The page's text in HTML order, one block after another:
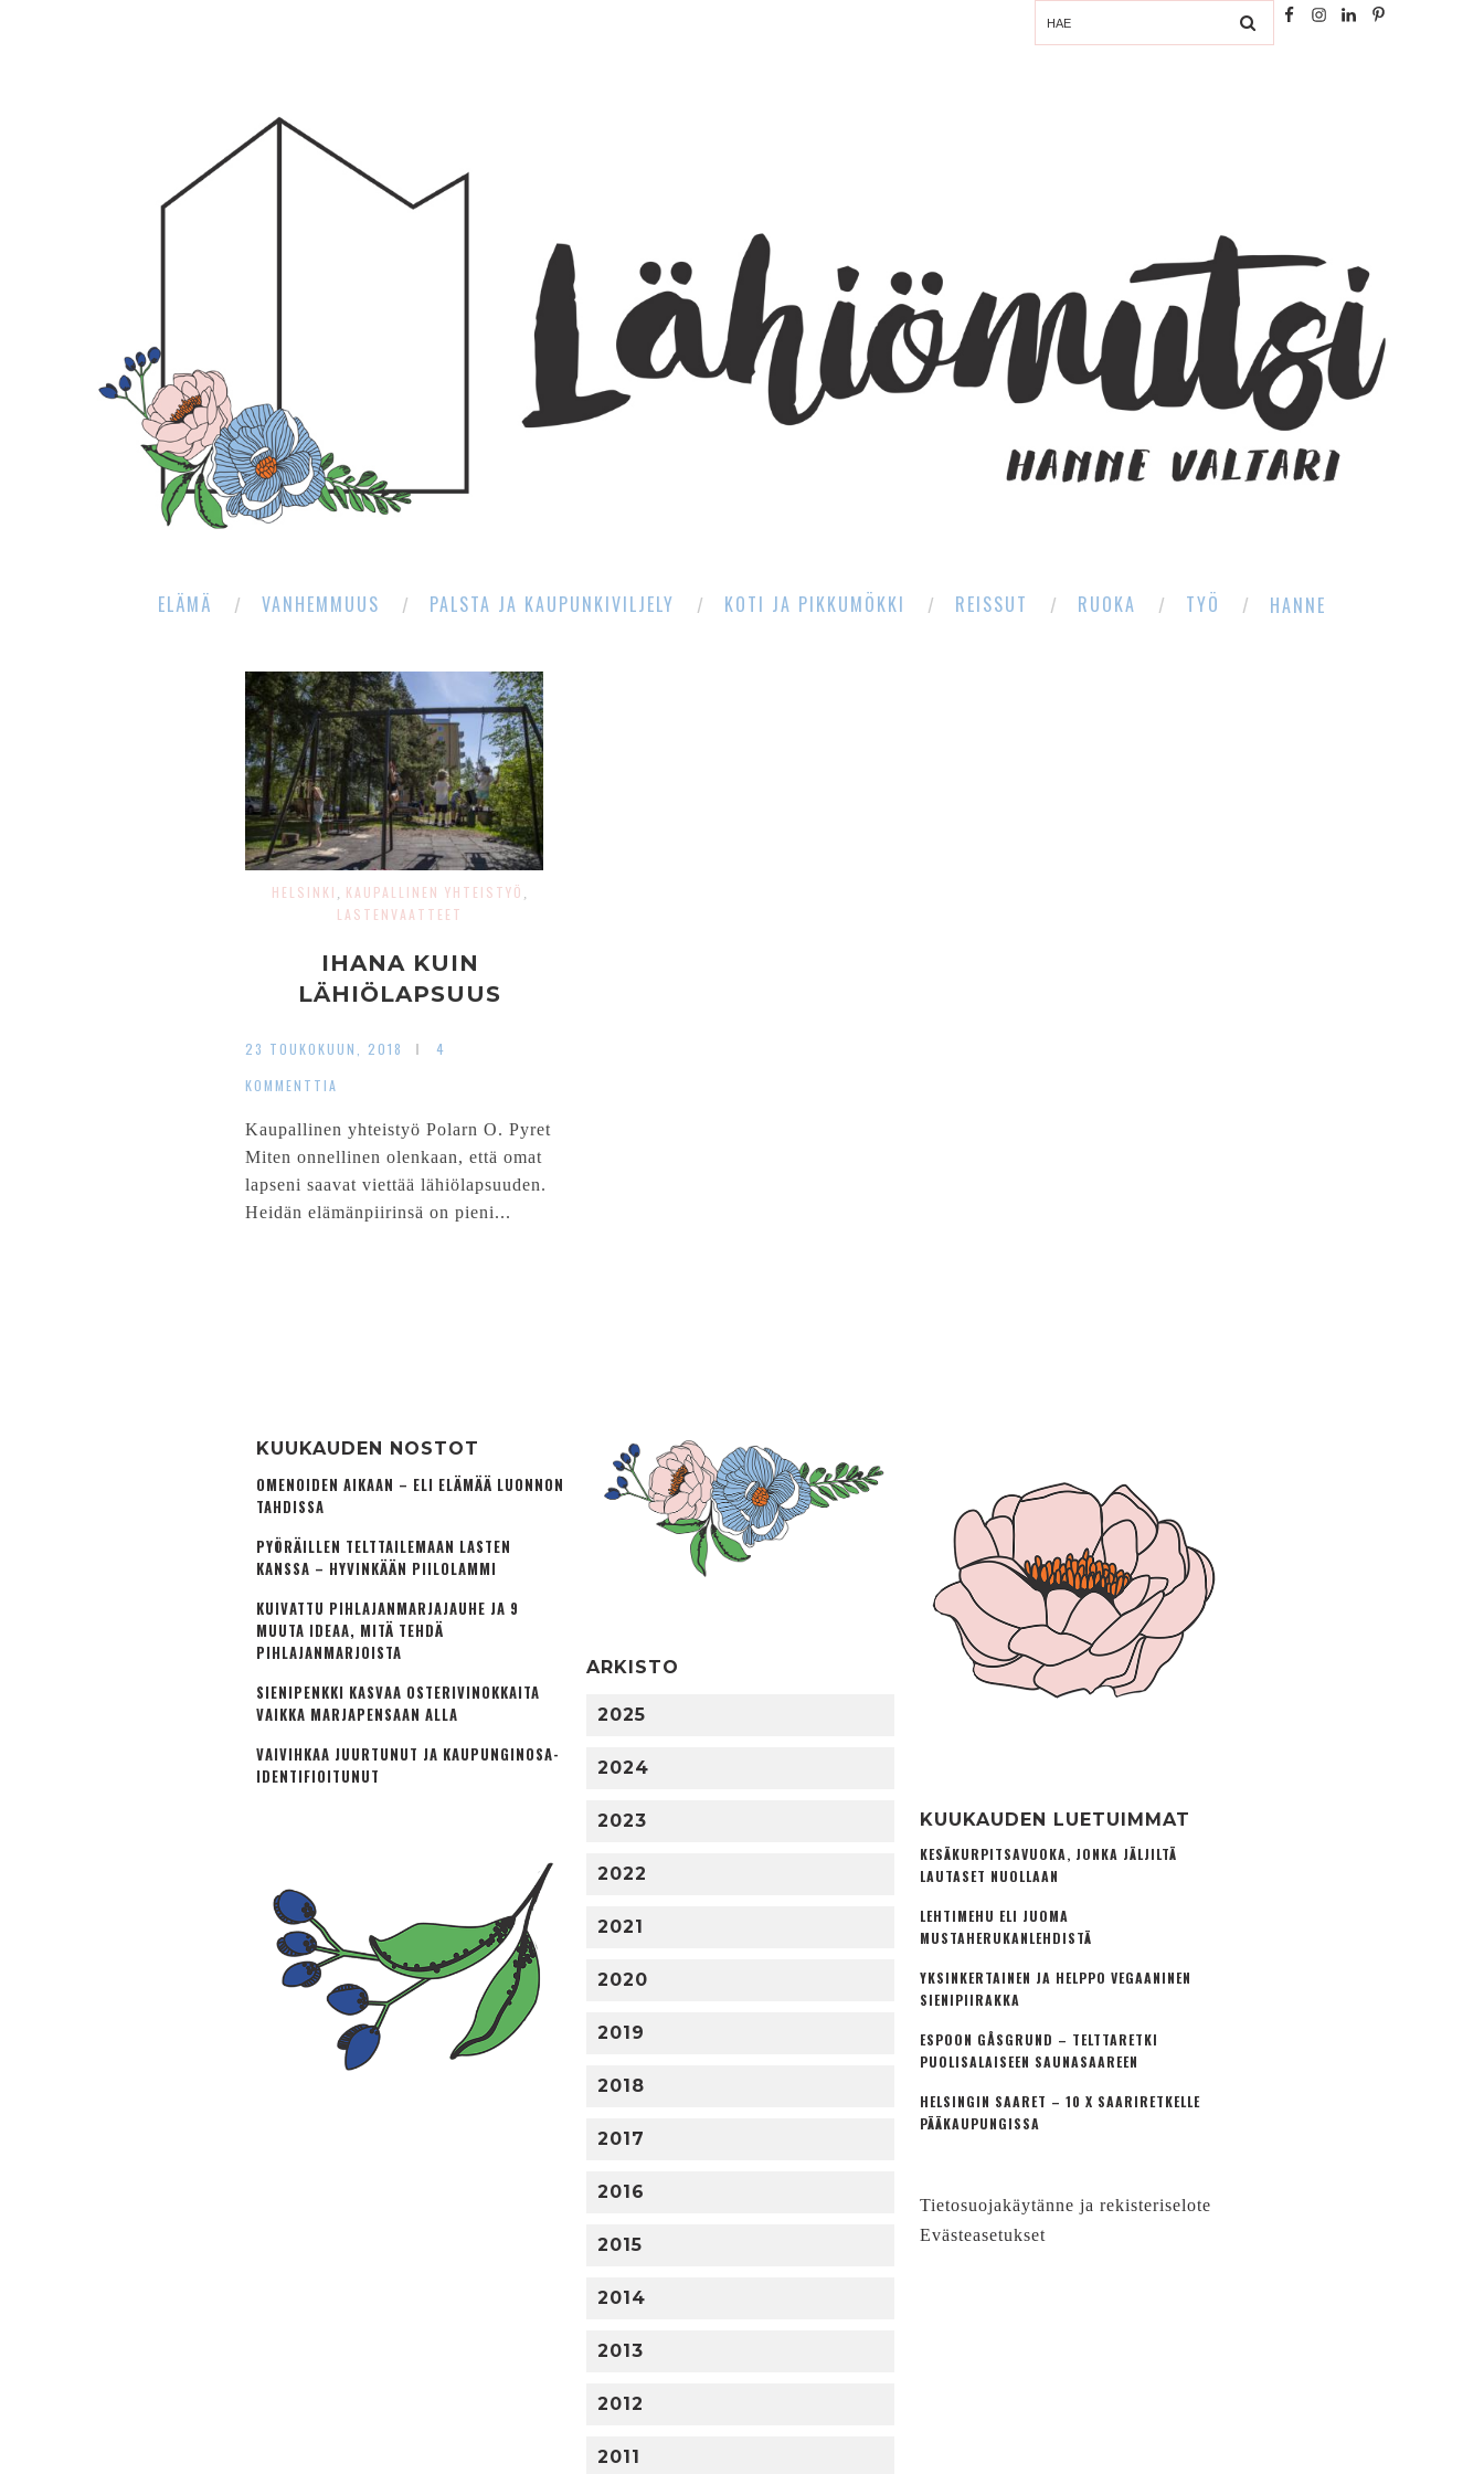
ELÄMÄ VANHEMMUUS PALSTA JA KAUPUNKIVILJELY KOTI JA PIKKUMÖKKI REISSUT RUOKA TYÖ HANNE
HELSINKI , KAUPALLINEN YHTEISTYÖ ,
LASTENVAATTEET
IHANA KUIN
LÄHIÖLAPSUUS
23 TOUKOKUUN, 2018
4
KOMMENTTIA
Kaupallinen yhteistyö Polarn O. Pyret
Miten onnellinen olenkaan, että omat
lapseni saavat viettää lähiölapsuuden.
Heidän elämänpiirinsä on pieni...
KUUKAUDEN NOSTOT
OMENOIDEN AIKAAN – ELI ELÄMÄÄ LUONNON
TAHDISSA
PYÖRÄILLEN TELTTAILEMAAN LASTEN
KANSSA – HYVINKÄÄN PIILOLAMMI
KUIVATTU PIHLAJANMARJAJAUHE JA 9
MUUTA IDEAA, MITÄ TEHDÄ
PIHLAJANMARJOISTA
SIENIPENKKI KASVAA OSTERIVINOKKAITA
VAIKKA MARJAPENSAAN ALLA
VAIVIHKAA JUURTUNUT JA KAUPUNGINOSA­
IDENTIFIOITUNUT
ARKISTO
2025
2024
2023
2022
2021
2020
2019
2018
2017
2016
2015
2014
2013
2012
2011
KUUKAUDEN LUETUIMMAT
KESÄKURPITSAVUOKA, JONKA JÄLJILTÄ
LAUTASET NUOLLAAN
LEHTIMEHU ELI JUOMA
MUSTAHERUKANLEHDISTÄ
YKSINKERTAINEN JA HELPPO VEGAANINEN
SIENIPIIRAKKA
ESPOON GÅSGRUND – TELTTARETKI
PUOLISALAISEEN SAUNASAAREEN
HELSINGIN SAARET – 10 X SAARIRETKELLE
PÄÄKAUPUNGISSA
Tietosuojakäytänne ja rekisteriselote
Evästeasetukset